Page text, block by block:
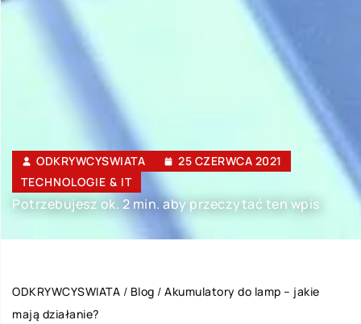
ODKRYWCYSWIATA
25 CZERWCA 2021
TECHNOLOGIE & IT
Potrzebujesz ok. 2 min. aby przeczytać ten wpis
ODKRYWCYSWIATA / Blog / Akumulatory do lamp – jakie
mają działanie?